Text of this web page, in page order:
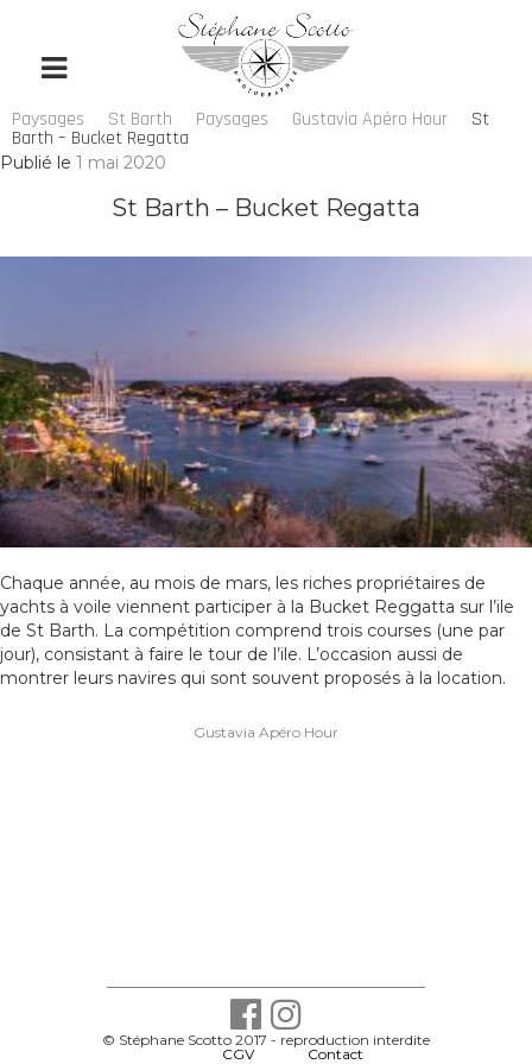
Paysages St Barth Paysages Gustavia Apéro Hour St
Barth – Bucket Regatta
Publié le 1 mai 2020
St Barth – Bucket Regatta
Chaque année, au mois de mars, les riches propriétaires de
yachts à voile viennent participer à la Bucket Reggatta sur l’ile
de St Barth. La compétition comprend trois courses (une par
jour), consistant à faire le tour de l’ile. L’occasion aussi de
montrer leurs navires qui sont souvent proposés à la location.
Navigation
de
Gustavia Apéro Hour
© Stéphane Scotto 2017 - reproduction interdite
CGV Contact